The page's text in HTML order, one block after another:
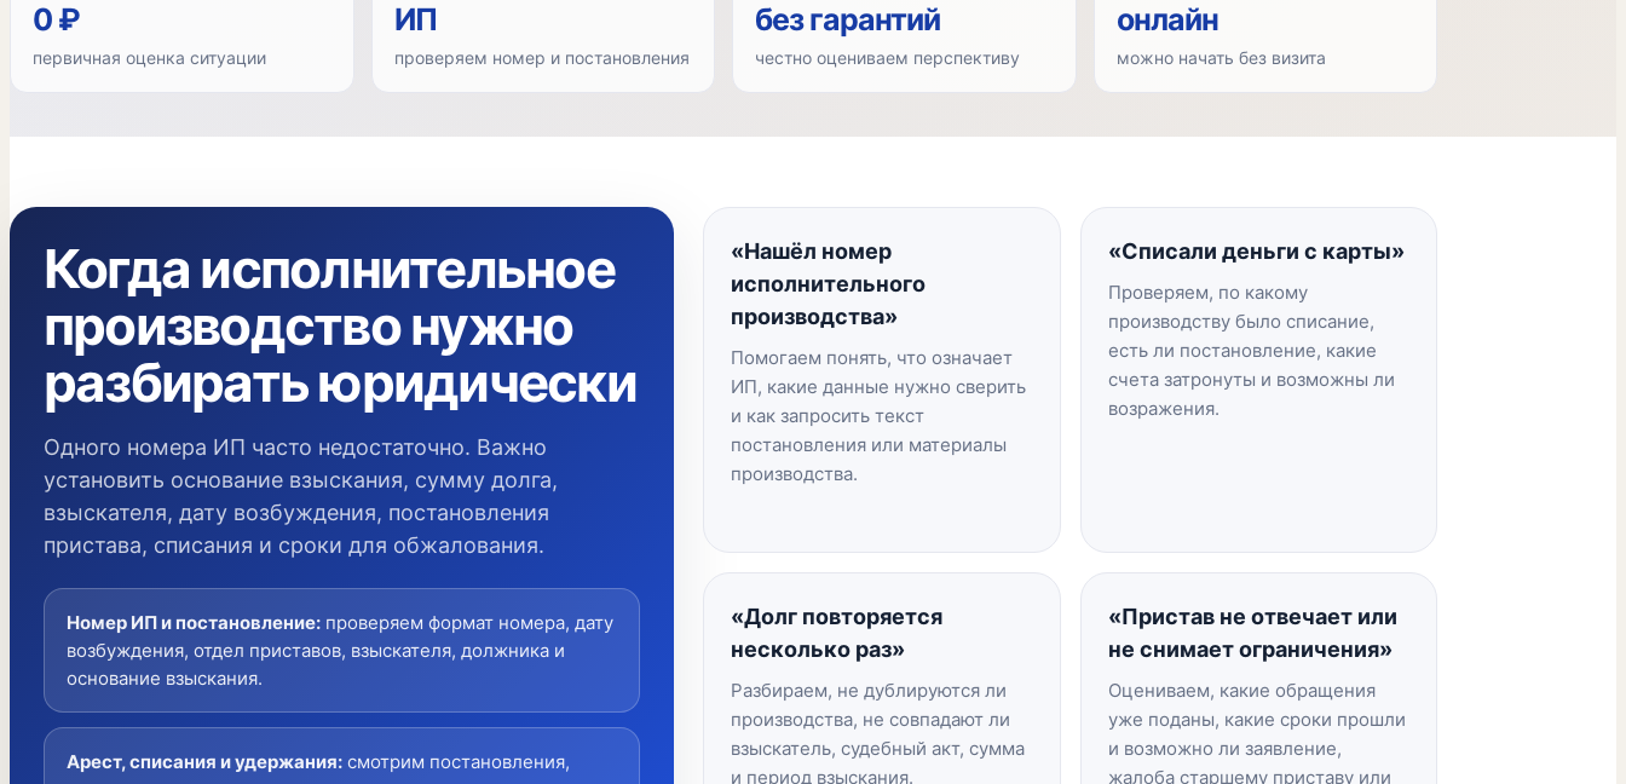
0 ₽
первичная оценка ситуации
ИП
проверяем номер и постановления
без гарантий
честно оцениваем перспективу
онлайн
можно начать без визита
Когда исполнительное
производство нужно
разбирать юридически
Одного номера ИП часто недостаточно. Важно
установить основание взыскания, сумму долга,
взыскателя, дату возбуждения, постановления
пристава, списания и сроки для обжалования.
Номер ИП и постановление: проверяем формат номера, дату
возбуждения, отдел приставов, взыскателя, должника и
основание взыскания.
Арест, списания и удержания: смотрим постановления,
«Нашёл номер
исполнительного
производства»
Помогаем понять, что означает
ИП, какие данные нужно сверить
и как запросить текст
постановления или материалы
производства.
«Списали деньги с карты»
Проверяем, по какому
производству было списание,
есть ли постановление, какие
счета затронуты и возможны ли
возражения.
«Долг повторяется
несколько раз»
Разбираем, не дублируются ли
производства, не совпадают ли
взыскатель, судебный акт, сумма
и период взыскания.
«Пристав не отвечает или
не снимает ограничения»
Оцениваем, какие обращения
уже поданы, какие сроки прошли
и возможно ли заявление,
жалоба старшему приставу или